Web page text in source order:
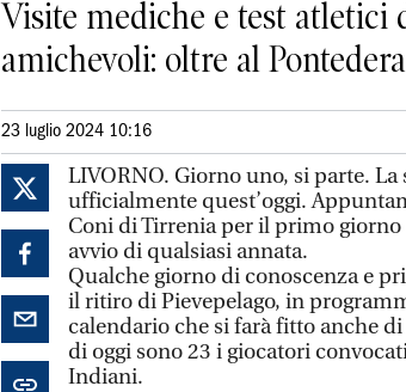
Visite mediche e test atletici
amichevoli: oltre al
23 luglio 2024 10:16
LIVORNO. Giorno uno, si parte.
ufficialmente quest’oggi.
Coni di Tirrenia per il primo
avvio di qualsiasi annata.
Qualche giorno di conoscenza e
il ritiro di Pievepelago, in
calendario che si farà fitto anche
di oggi sono 23 i giocatori
Indiani.